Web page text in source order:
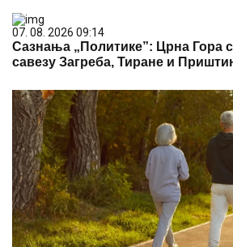
07. 08. 2026 09:14
Сазнања „Политике”: Црна Гора
савезу Загреба, Тиране и